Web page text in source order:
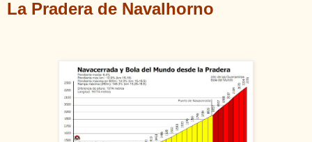
La Pradera de Navalhorno